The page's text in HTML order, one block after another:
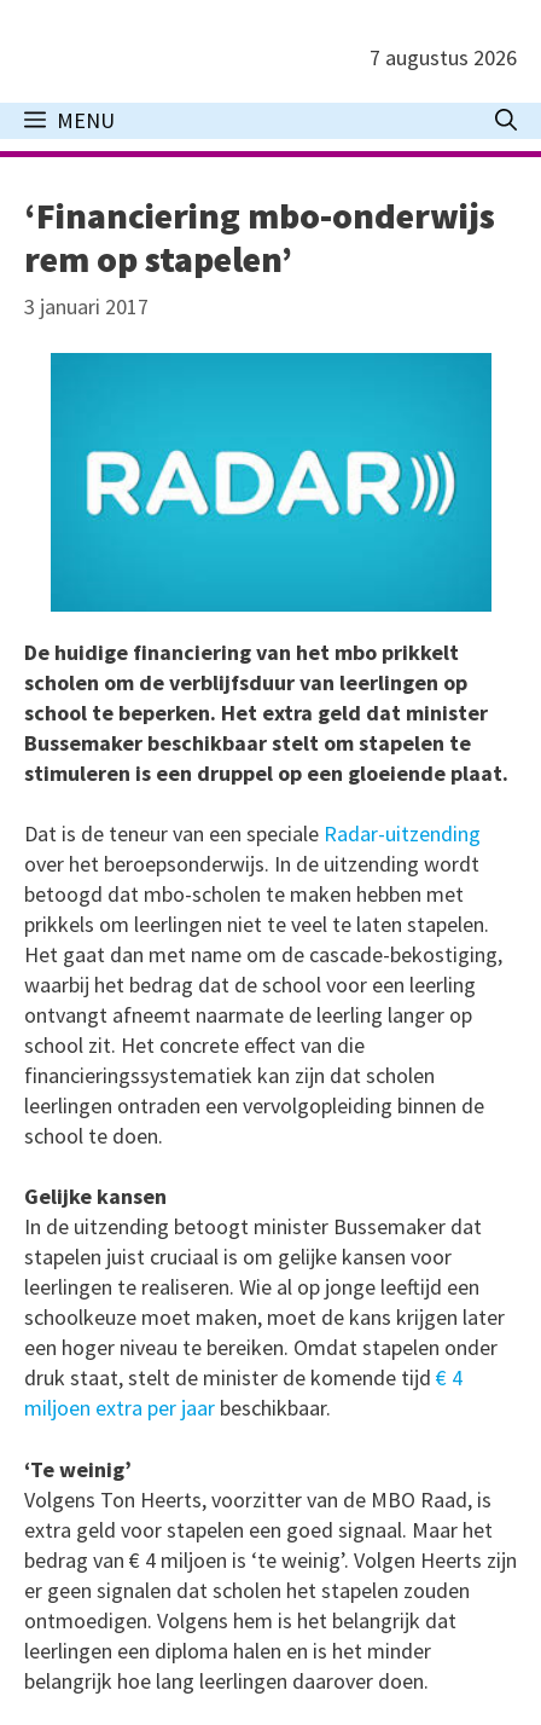
inhoud
7 augustus 2026
MENU
‘Financiering mbo-onderwijs
rem op stapelen’
3 januari 2017
De huidige financiering van het mbo prikkelt
scholen om de verblijfsduur van leerlingen op
school te beperken. Het extra geld dat minister
Bussemaker beschikbaar stelt om stapelen te
stimuleren is een druppel op een gloeiende plaat.
Dat is de teneur van een speciale Radar-uitzending
over het beroepsonderwijs. In de uitzending wordt
betoogd dat mbo-scholen te maken hebben met
prikkels om leerlingen niet te veel te laten stapelen.
Het gaat dan met name om de cascade-bekostiging,
waarbij het bedrag dat de school voor een leerling
ontvangt afneemt naarmate de leerling langer op
school zit. Het concrete effect van die
financieringssystematiek kan zijn dat scholen
leerlingen ontraden een vervolgopleiding binnen de
school te doen.
Gelijke kansen
In de uitzending betoogt minister Bussemaker dat
stapelen juist cruciaal is om gelijke kansen voor
leerlingen te realiseren. Wie al op jonge leeftijd een
schoolkeuze moet maken, moet de kans krijgen later
een hoger niveau te bereiken. Omdat stapelen onder
druk staat, stelt de minister de komende tijd € 4
miljoen extra per jaar beschikbaar.
‘Te weinig’
Volgens Ton Heerts, voorzitter van de MBO Raad, is
extra geld voor stapelen een goed signaal. Maar het
bedrag van € 4 miljoen is ‘te weinig’. Volgen Heerts zijn
er geen signalen dat scholen het stapelen zouden
ontmoedigen. Volgens hem is het belangrijk dat
leerlingen een diploma halen en is het minder
belangrijk hoe lang leerlingen daarover doen.